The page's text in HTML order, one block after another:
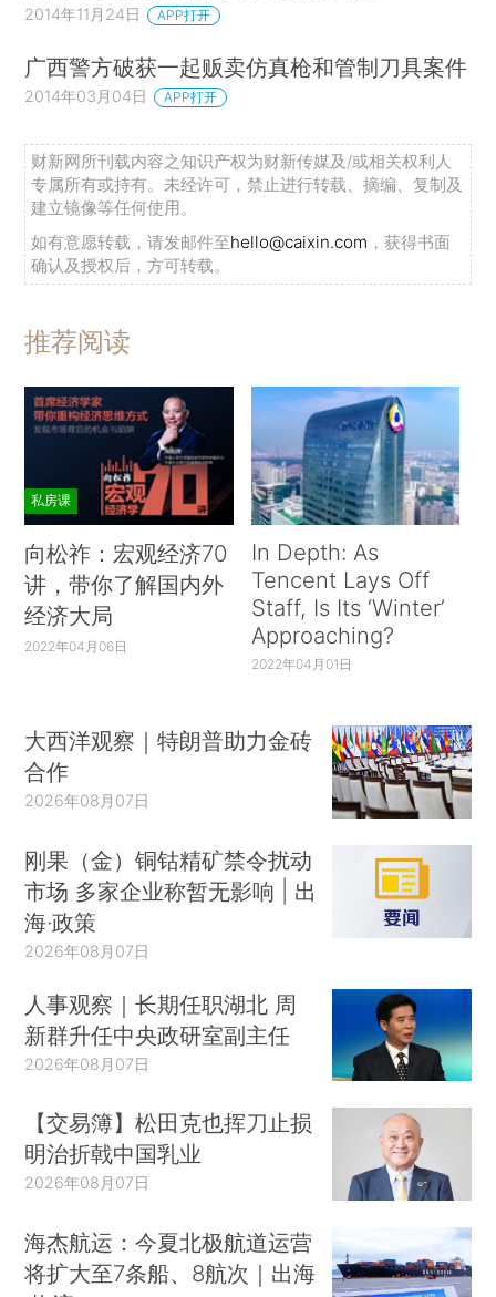
2014年11月24日 APP打开
广西警方破获一起贩卖仿真枪和管制刀具案件
2014年03月04日 APP打开
财新网所刊载内容之知识产权为财新传媒及/或相关权利人
专属所有或持有。未经许可，禁止进行转载、摘编、复制及
建立镜像等任何使用。
如有意愿转载，请发邮件至hello@caixin.com ，获得书面
确认及授权后，方可转载。
推荐阅读
私房课
向松祚：宏观经济70
讲，带你了解国内外
经济大局
2022年04月06日
In Depth: As
Tencent Lays Off
Staff, Is Its ‘Winter’
Approaching?
2022年04月01日
大西洋观察｜特朗普助力金砖
合作
2026年08月07日
刚果（金）铜钴精矿禁令扰动
市场 多家企业称暂无影响 | 出
海·政策
2026年08月07日
人事观察｜长期任职湖北 周
新群升任中央政研室副主任
2026年08月07日
【交易簿】松田克也挥刀止损
明治折戟中国乳业
2026年08月07日
海杰航运：今夏北极航道运营
将扩大至7条船、8航次｜出海